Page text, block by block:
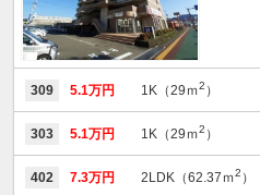
309 5.1万円 1K（29ｍ2 ）
303 5.1万円 1K（29ｍ2 ）
402 7.3万円 2LDK（62.37ｍ2 ）